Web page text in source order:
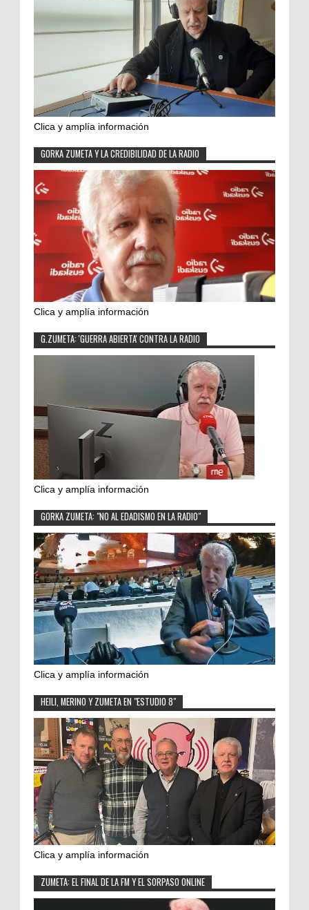
Clica y amplía información
GORKA ZUMETA Y LA CREDIBILIDAD DE LA RADIO
Clica y amplía información
G.ZUMETA: 'GUERRA ABIERTA' CONTRA LA RADIO
Clica y amplía información
GORKA ZUMETA: "NO AL EDADISMO EN LA RADIO"
Clica y amplía información
HEILI, MERINO Y ZUMETA EN "ESTUDIO 8"
Clica y amplía información
ZUMETA: EL FINAL DE LA FM Y EL SORPASO ONLINE